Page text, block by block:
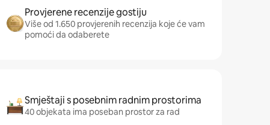
Provjerene recenzije gostiju
Više od 1.650 provjerenih recenzija koje će vam
pomoći da odaberete
Smještaji s posebnim radnim prostorima
40 objekata ima poseban prostor za rad